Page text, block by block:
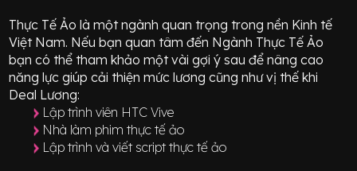
Thực Tế Ảo là một ngành quan trọng trong nền Kinh tế
Việt Nam. Nếu bạn quan tâm đến Ngành Thực Tế Ảo
bạn có thể tham khảo một vài gợi ý sau để nâng cao
năng lực giúp cải thiện mức lương cũng như vị thế khi
Deal Lương:
Lập trình viên HTC Vive
Nhà làm phim thực tế ảo
Lập trình và viết script thực tế ảo